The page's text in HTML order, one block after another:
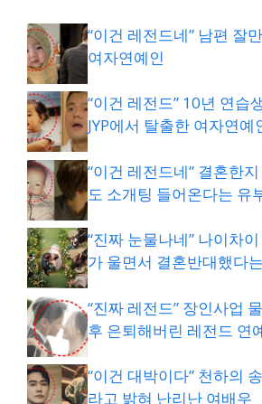
“이건 레전드네” 남편 잘
여자연예인
“이건 레전드” 10년 연습
JYP에서 탈출한 여자연예
“이건 레전드네” 결혼한
도 소개팅 들어온다는 유
“진짜 눈물나네” 나이차
가 울면서 결혼반대했다
“진짜 레전드” 장인사업
후 은퇴해버린 레전드 연
“이건 대박이다” 천하의
라고 밝혀 난리난 여배우